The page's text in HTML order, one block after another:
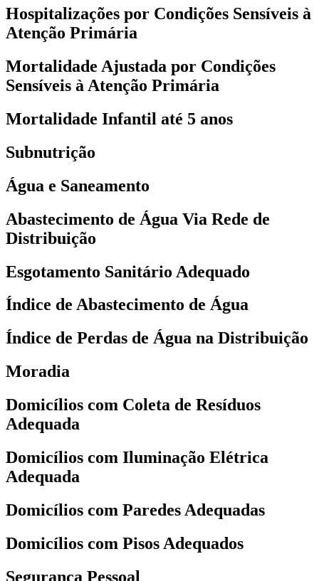
Hospitalizações por Condições Sensíveis à
Atenção Primária
Mortalidade Ajustada por Condições
Sensíveis à Atenção Primária
Mortalidade Infantil até 5 anos
Subnutrição
Água e Saneamento
Abastecimento de Água Via Rede de
Distribuição
Esgotamento Sanitário Adequado
Índice de Abastecimento de Água
Índice de Perdas de Água na Distribuição
Moradia
Domicílios com Coleta de Resíduos
Adequada
Domicílios com Iluminação Elétrica
Adequada
Domicílios com Paredes Adequadas
Domicílios com Pisos Adequados
Segurança Pessoal